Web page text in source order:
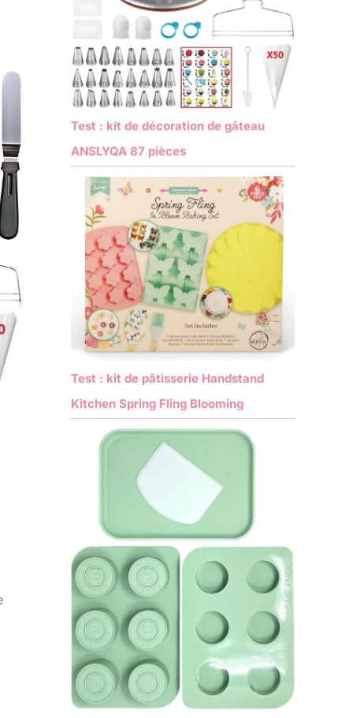
Test : kit de décoration de gâteau
ANSLYQA 87 pièces
Test : kit de pâtisserie Handstand
Kitchen Spring Fling Blooming